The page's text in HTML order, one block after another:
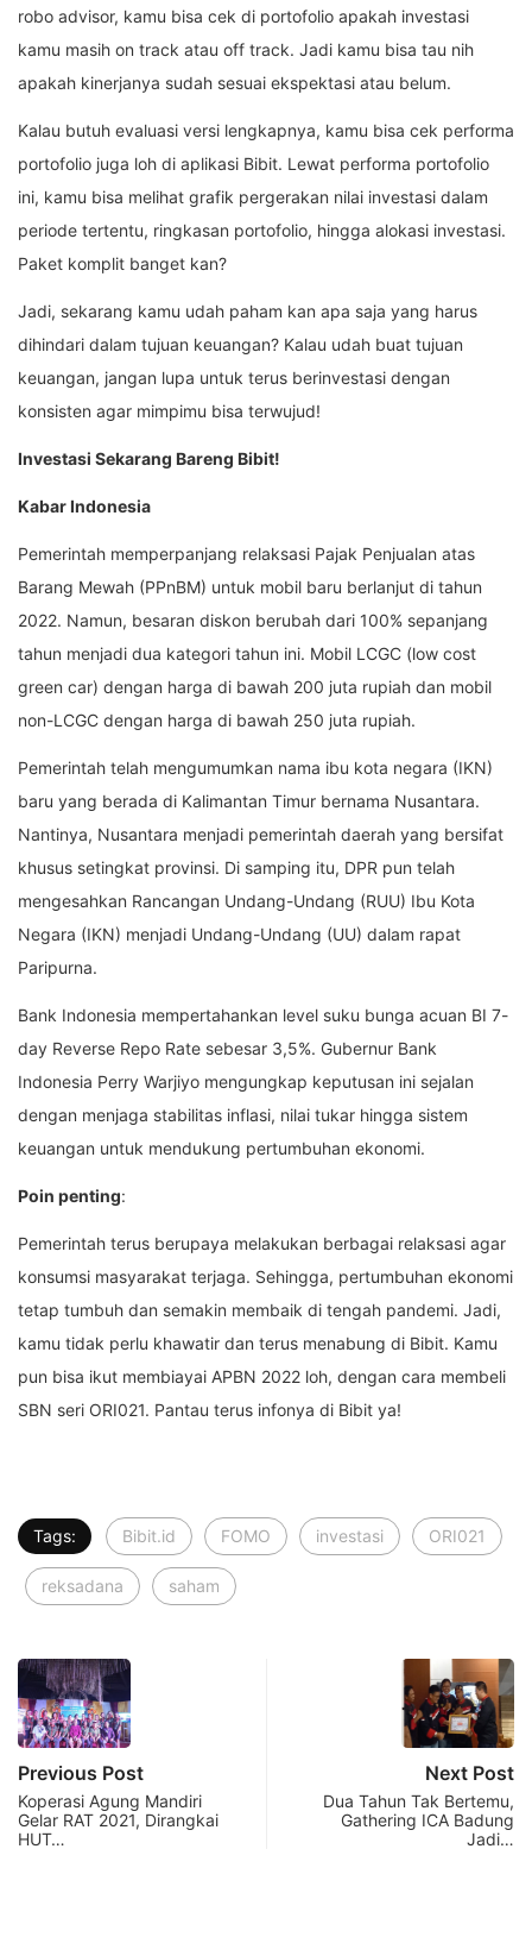
robo advisor, kamu bisa cek di portofolio apakah investasi
kamu masih on track atau off track. Jadi kamu bisa tau nih
apakah kinerjanya sudah sesuai ekspektasi atau belum.
Kalau butuh evaluasi versi lengkapnya, kamu bisa cek performa
portofolio juga loh di aplikasi Bibit. Lewat performa portofolio
ini, kamu bisa melihat grafik pergerakan nilai investasi dalam
periode tertentu, ringkasan portofolio, hingga alokasi investasi.
Paket komplit banget kan?
Jadi, sekarang kamu udah paham kan apa saja yang harus
dihindari dalam tujuan keuangan? Kalau udah buat tujuan
keuangan, jangan lupa untuk terus berinvestasi dengan
konsisten agar mimpimu bisa terwujud!
Investasi Sekarang Bareng Bibit!
Kabar Indonesia
Pemerintah memperpanjang relaksasi Pajak Penjualan atas
Barang Mewah (PPnBM) untuk mobil baru berlanjut di tahun
2022. Namun, besaran diskon berubah dari 100% sepanjang
tahun menjadi dua kategori tahun ini. Mobil LCGC (low cost
green car) dengan harga di bawah 200 juta rupiah dan mobil
non-LCGC dengan harga di bawah 250 juta rupiah.
Pemerintah telah mengumumkan nama ibu kota negara (IKN)
baru yang berada di Kalimantan Timur bernama Nusantara.
Nantinya, Nusantara menjadi pemerintah daerah yang bersifat
khusus setingkat provinsi. Di samping itu, DPR pun telah
mengesahkan Rancangan Undang-Undang (RUU) Ibu Kota
Negara (IKN) menjadi Undang-Undang (UU) dalam rapat
Paripurna.
Bank Indonesia mempertahankan level suku bunga acuan BI 7-
day Reverse Repo Rate sebesar 3,5%. Gubernur Bank
Indonesia Perry Warjiyo mengungkap keputusan ini sejalan
dengan menjaga stabilitas inflasi, nilai tukar hingga sistem
keuangan untuk mendukung pertumbuhan ekonomi.
Poin penting:
Pemerintah terus berupaya melakukan berbagai relaksasi agar
konsumsi masyarakat terjaga. Sehingga, pertumbuhan ekonomi
tetap tumbuh dan semakin membaik di tengah pandemi. Jadi,
kamu tidak perlu khawatir dan terus menabung di Bibit. Kamu
pun bisa ikut membiayai APBN 2022 loh, dengan cara membeli
SBN seri ORI021. Pantau terus infonya di Bibit ya!
Tags: Bibit.id FOMO investasi ORI021
reksadana saham
Previous Post
Koperasi Agung Mandiri
Gelar RAT 2021, Dirangkai
HUT…
Next Post
Dua Tahun Tak Bertemu,
Gathering ICA Badung
Jadi…